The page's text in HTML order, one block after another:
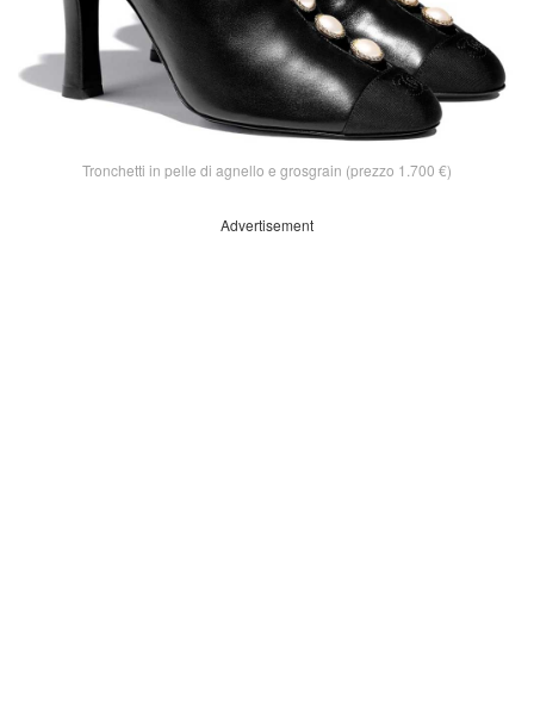
Tronchetti in pelle di agnello e grosgrain (prezzo 1.700 €)
Advertisement